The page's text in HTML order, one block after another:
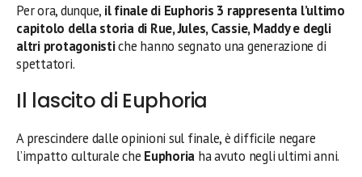
Per ora, dunque, il finale di Euphoris 3 rappresenta l’ultimo
capitolo della storia di Rue, Jules, Cassie, Maddy e degli
altri protagonistiche hanno segnato una generazione di
spettatori.
Il lascito di Euphoria
A prescindere dalle opinioni sul finale, è difficile negare
l’impatto culturale che Euphoria ha avuto negli ultimi anni.